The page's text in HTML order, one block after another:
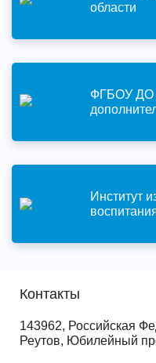
области
ФГБОУ ДО
Институт
Контакты
143962, Российская
Реутов, Юбилейный